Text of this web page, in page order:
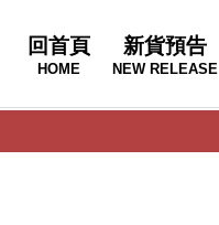
回首頁
HOME
新貨預告
NEW RELEASE